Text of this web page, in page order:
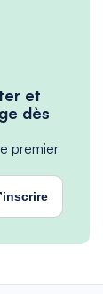
et
dès
premier